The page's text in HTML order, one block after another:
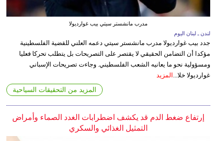
مدرب مانشستر سيتي بيب غوارديولا
لندن ـ لبنان اليوم
جدد بيب غوارديولا مدرب مانشستر سيتي دعمه العلني للقضية الفلسطينية
مؤكدا أن التضامن الحقيقي لا يقتصر على التصريحات بل يتطلب تحركا فعليا
ومسؤولية نحو ما يعانيه الشعب الفلسطيني. وجاءت تصريحات الإسباني
غوارديولا خلا... المزيد
المزيد من التحقيقات السياحية
إرتفاع ضغط الدم قد يكشف اضطرابات الغدد الصماء وأمراض
التمثيل الغذائي والسكري